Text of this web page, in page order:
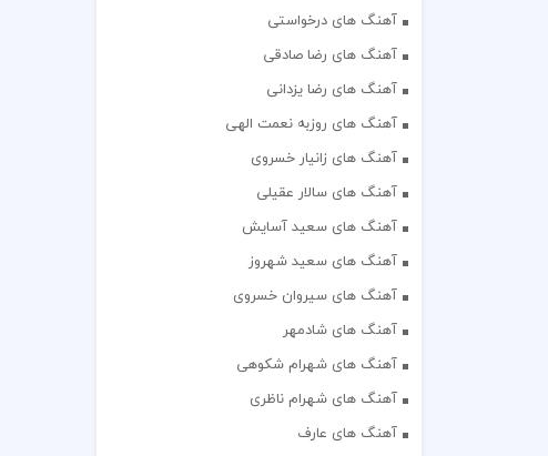
آهنگ های درخواستی
آهنگ های رضا صادقی
آهنگ های رضا یزدانی
آهنگ های روزبه نعمت الهی
آهنگ های زانیار خسروی
آهنگ های سالار عقیلی
آهنگ های سعید آسایش
آهنگ های سعید شهروز
آهنگ های سیروان خسروی
آهنگ های شادمهر
آهنگ های شهرام شکوهی
آهنگ های شهرام ناظری
آهنگ های عارف